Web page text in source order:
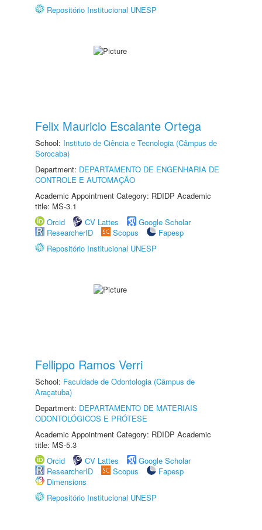
Repositório Institucional UNESP
Felix Mauricio Escalante Ortega
School: Instituto de Ciência e Tecnologia (Câmpus de
Sorocaba)
Department: DEPARTAMENTO DE ENGENHARIA DE
CONTROLE E AUTOMAÇÃO
Academic Appointment Category: RDIDP Academic
title: MS-3.1
Orcid
CV Lattes
Google Scholar
ResearcherID
Scopus
Fapesp
Repositório Institucional UNESP
Fellippo Ramos Verri
School: Faculdade de Odontologia (Câmpus de
Araçatuba)
Department: DEPARTAMENTO DE MATERIAIS
ODONTOLÓGICOS E PRÓTESE
Academic Appointment Category: RDIDP Academic
title: MS-5.3
Orcid
CV Lattes
Google Scholar
ResearcherID
Scopus
Fapesp
Dimensions
Repositório Institucional UNESP